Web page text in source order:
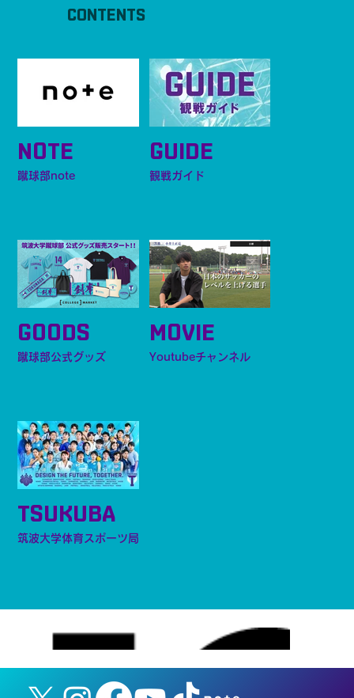
MF, FW
CONTENTS
NOTE
蹴球部note
GUIDE
観戦ガイド
GOODS
蹴球部公式グッズ
MOVIE
Youtubeチャンネル
TSUKUBA
筑波大学体育スポーツ局